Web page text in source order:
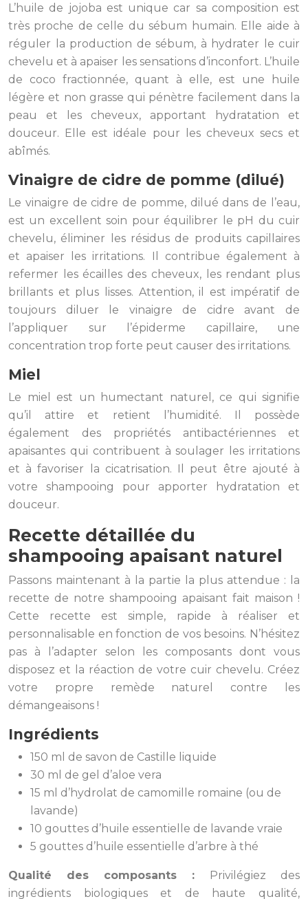
L’huile de jojoba est unique car sa composition est
très proche de celle du sébum humain. Elle aide à
réguler la production de sébum, à hydrater le cuir
chevelu et à apaiser les sensations d’inconfort. L’huile
de coco fractionnée, quant à elle, est une huile
légère et non grasse qui pénètre facilement dans la
peau et les cheveux, apportant hydratation et
douceur. Elle est idéale pour les cheveux secs et
abîmés.
Vinaigre de cidre de pomme (dilué)
Le vinaigre de cidre de pomme, dilué dans de l’eau,
est un excellent soin pour équilibrer le pH du cuir
chevelu, éliminer les résidus de produits capillaires
et apaiser les irritations. Il contribue également à
refermer les écailles des cheveux, les rendant plus
brillants et plus lisses. Attention, il est impératif de
toujours diluer le vinaigre de cidre avant de
l’appliquer sur l’épiderme capillaire, une
concentration trop forte peut causer des irritations.
Miel
Le miel est un humectant naturel, ce qui signifie
qu’il attire et retient l’humidité. Il possède
également des propriétés antibactériennes et
apaisantes qui contribuent à soulager les irritations
et à favoriser la cicatrisation. Il peut être ajouté à
votre shampooing pour apporter hydratation et
douceur.
Recette détaillée du
shampooing apaisant naturel
Passons maintenant à la partie la plus attendue : la
recette de notre shampooing apaisant fait maison !
Cette recette est simple, rapide à réaliser et
personnalisable en fonction de vos besoins. N’hésitez
pas à l’adapter selon les composants dont vous
disposez et la réaction de votre cuir chevelu. Créez
votre propre remède naturel contre les
démangeaisons !
Ingrédients
150 ml de savon de Castille liquide
30 ml de gel d’aloe vera
15 ml d’hydrolat de camomille romaine (ou de
lavande)
10 gouttes d’huile essentielle de lavande vraie
5 gouttes d’huile essentielle d’arbre à thé
Qualité des composants :
Privilégiez des
ingrédients biologiques et de haute qualité,